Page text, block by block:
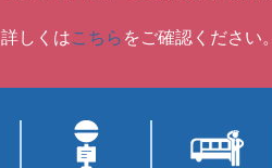
詳しくはこちら をご確認ください。